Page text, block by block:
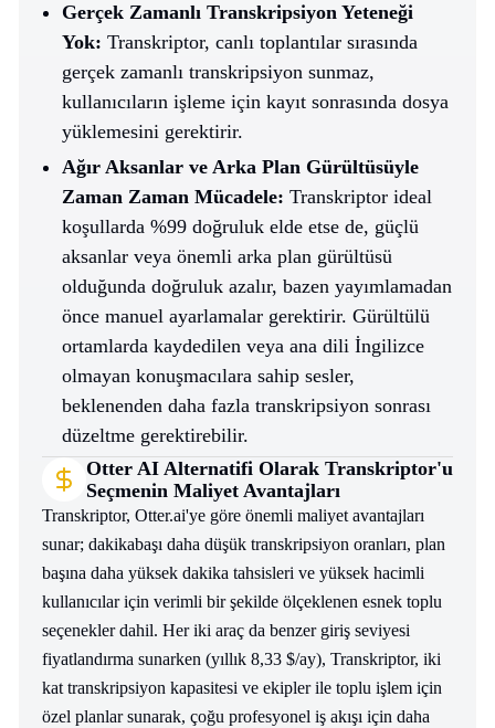
Gerçek Zamanlı Transkripsiyon Yeteneği
Yok: Transkriptor, canlı toplantılar sırasında
gerçek zamanlı transkripsiyon sunmaz,
kullanıcıların işleme için kayıt sonrasında dosya
yüklemesini gerektirir. ​
Ağır Aksanlar ve Arka Plan Gürültüsüyle
Zaman Zaman Mücadele: Transkriptor ideal
koşullarda %99 doğruluk elde etse de, güçlü
aksanlar veya önemli arka plan gürültüsü
olduğunda doğruluk azalır, bazen yayımlamadan
önce manuel ayarlamalar gerektirir. Gürültülü
ortamlarda kaydedilen veya ana dili İngilizce
olmayan konuşmacılara sahip sesler,
beklenenden daha fazla transkripsiyon sonrası
düzeltme gerektirebilir.
Otter AI Alternatifi Olarak Transkriptor'u
Seçmenin Maliyet Avantajları
Transkriptor, Otter.ai'ye göre önemli maliyet avantajları
sunar; dakikabaşı daha düşük transkripsiyon oranları, plan
başına daha yüksek dakika tahsisleri ve yüksek hacimli
kullanıcılar için verimli bir şekilde ölçeklenen esnek toplu
seçenekler dahil. Her iki araç da benzer giriş seviyesi
fiyatlandırma sunarken (yıllık 8,33 $/ay), Transkriptor, iki
kat transkripsiyon kapasitesi ve ekipler ile toplu işlem için
özel planlar sunarak, çoğu profesyonel iş akışı için daha